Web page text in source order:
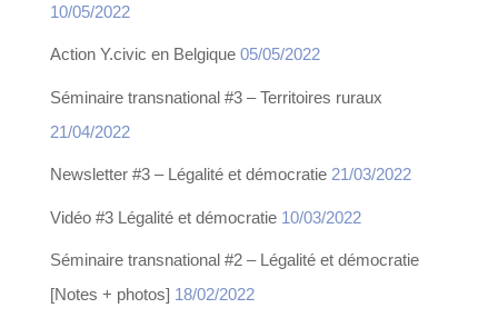
10/05/2022
Action Y.civic en Belgique 05/05/2022
Séminaire transnational #3 – Territoires ruraux
21/04/2022
Newsletter #3 – Légalité et démocratie 21/03/2022
Vidéo #3 Légalité et démocratie 10/03/2022
Séminaire transnational #2 – Légalité et démocratie
[Notes + photos] 18/02/2022